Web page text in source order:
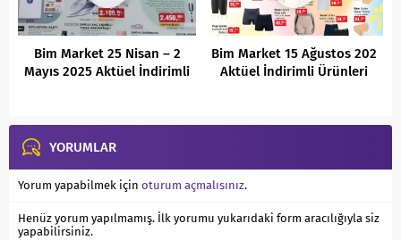
Bim Market 25 Nisan – 2
Mayıs 2025 Aktüel İndirimli
Bim Market 15 Ağustos 202
Aktüel İndirimli Ürünleri
YORUMLAR
Yorum yapabilmek için oturum açmalısınız.
Henüz yorum yapılmamış. İlk yorumu yukarıdaki form aracılığıyla siz
yapabilirsiniz.